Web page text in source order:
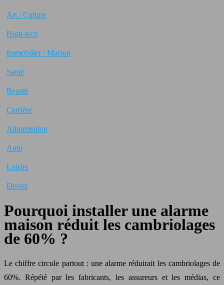
Art / Culture
High-tech
Immobilier / Maison
Santé
Beauté
Carrière
Alimentation
Auto
Loisirs
Divers
Pourquoi installer une alarme
maison réduit les cambriolages
de 60% ?
Le chiffre circule partout : une alarme réduirait les cambriolages de
60%. Répété par les fabricants, les assureurs et les médias, ce